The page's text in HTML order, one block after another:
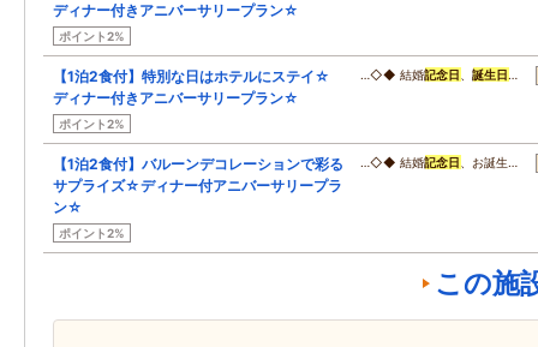
ディナー付きアニバーサリープラン☆
ポイント2%
【1泊2食付】特別な日はホテルにステイ☆
ディナー付きアニバーサリープラン☆
ポイント2%
…◇◆ 結婚記念日 、誕生日 …
【1泊2食付】バルーンデコレーションで彩る
サプライズ☆ディナー付アニバーサリープラ
ン☆
ポイント2%
…◇◆ 結婚記念日 、お誕生…
この施